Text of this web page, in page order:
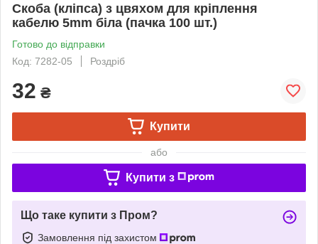
Скоба (кліпса) з цвяхом для кріплення
кабелю 5mm біла (пачка 100 шт.)
Готово до відправки
Код: 7282-05
Роздріб
32 ₴
Купити
або
Купити з
Що таке купити з Пром?
Замовлення під захистом